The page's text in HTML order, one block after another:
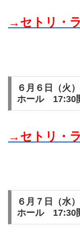
→セトリ・
６月６日（火
ホール 17:30
→セトリ・
６月７日（水
ホール 17:30